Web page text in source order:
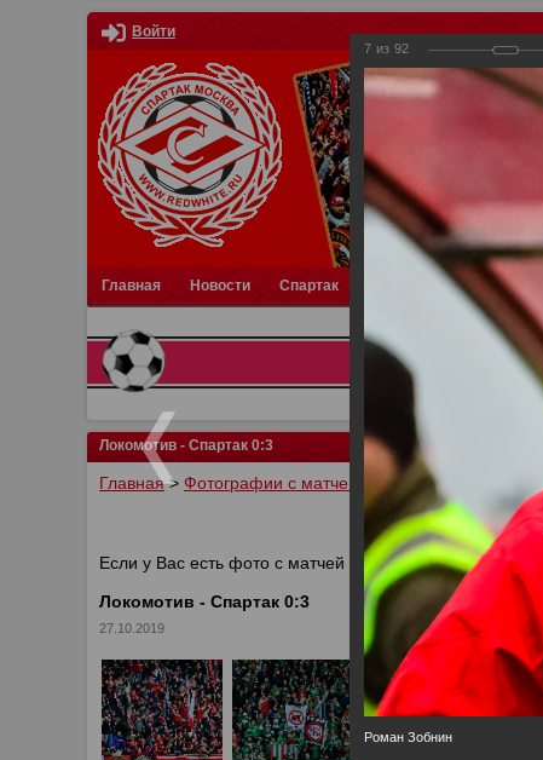
Войти
Главная Новости Спартак Фотки
Локомотив - Спартак 0:3
Главная> Фотографии с матчей Спартака, Сборной
Если у Вас есть фото с матчей
Спартака, высылайте
Локомотив - Спартак 0:3
27.10.2019
7 из 92
Роман Зобнин